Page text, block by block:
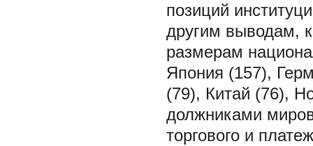
позиций
другим выводам,
размерам
Япония (157),
(79), Китай (76),
должниками
торгового и